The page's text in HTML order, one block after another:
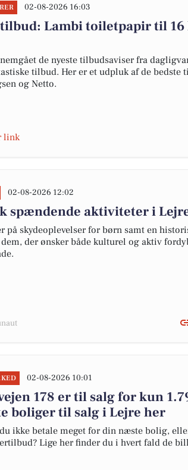
02-08-2026 16:03
Lambi toiletpapir til 16
de nyeste tilbudsaviser fra
tilbud. Her er et udpluk af de bedste
og Netto.
link
02-08-2026 12:02
spændende aktiviteter i
på skydeoplevelser for børn samt en
der ønsker både kulturel og aktiv
02-08-2026 10:01
178 er til salg for kun
boliger til salg i Lejre her
ikke betale meget for din næste bolig,
Lige her finder du i hvert fald de